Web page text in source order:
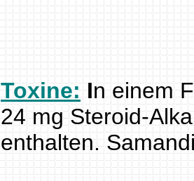
Toxine: In einem
24 mg Steroid-
enthalten.